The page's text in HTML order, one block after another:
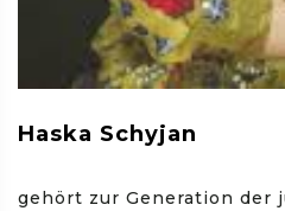
Haska Schyjan
gehört zur Generation der